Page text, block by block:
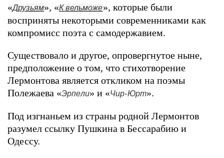
«Друзьям», «К вельможе», которые были
восприняты некоторыми современниками как
компромисс поэта с самодержавием.
Существовало и другое, опровергнутое ныне,
предположение о том, что стихотворение
Лермонтова является откликом на поэмы
Полежаева «Эрпели» и «Чир-Юрт».
Под изгнаньем из страны родной Лермонтов
разумел ссылку Пушкина в Бессарабию и
Одессу.